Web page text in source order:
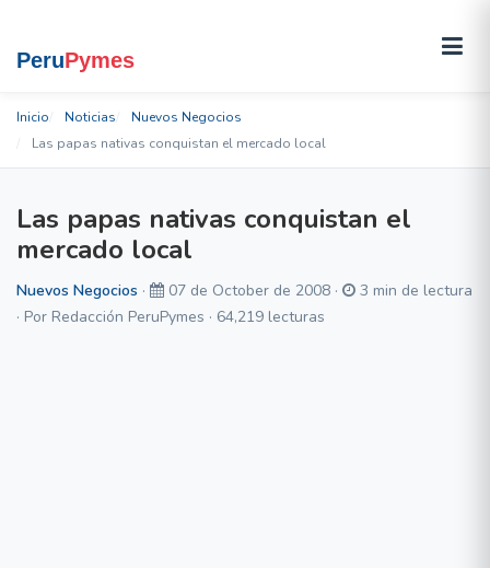
Inicio Noticias
Nuevos Negocios
Las papas nativas conquistan el mercado local
Las papas nativas conquistan el
mercado local
Nuevos Negocios · 07 de October de 2008 ·
3 min de lectura
· Por Redacción PeruPymes · 64,219 lecturas